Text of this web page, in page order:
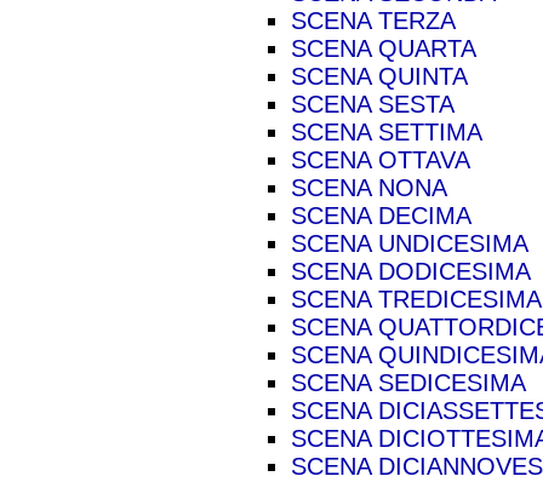
SCENA TERZA
SCENA QUARTA
SCENA QUINTA
SCENA SESTA
SCENA SETTIMA
SCENA OTTAVA
SCENA NONA
SCENA DECIMA
SCENA UNDICESIMA
SCENA DODICESIMA
SCENA TREDICESIMA
SCENA
SCENA
SCENA SEDICESIMA
SCENA
SCENA
SCENA